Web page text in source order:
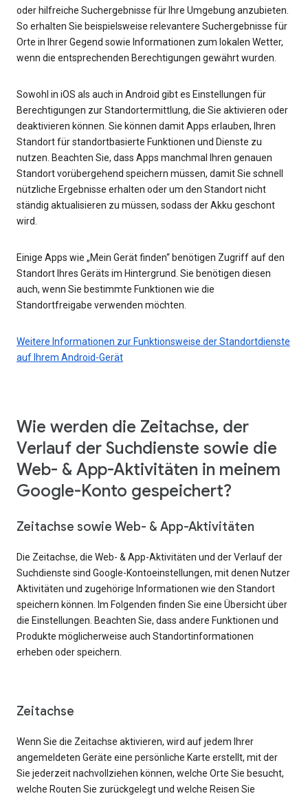
oder hilfreiche Suchergebnisse für Ihre Umgebung anzubieten.
So erhalten Sie beispielsweise relevantere Suchergebnisse für
Orte in Ihrer Gegend sowie Informationen zum lokalen Wetter,
wenn die entsprechenden Berechtigungen gewährt wurden.
Sowohl in iOS als auch in Android gibt es Einstellungen für
Berechtigungen zur Standortermittlung, die Sie aktivieren oder
deaktivieren können. Sie können damit Apps erlauben, Ihren
Standort für standortbasierte Funktionen und Dienste zu
nutzen. Beachten Sie, dass Apps manchmal Ihren genauen
Standort vorübergehend speichern müssen, damit Sie schnell
nützliche Ergebnisse erhalten oder um den Standort nicht
ständig aktualisieren zu müssen, sodass der Akku geschont
wird.
Einige Apps wie „Mein Gerät finden“ benötigen Zugriff auf den
Standort Ihres Geräts im Hintergrund. Sie benötigen diesen
auch, wenn Sie bestimmte Funktionen wie die
Standortfreigabe verwenden möchten.
Weitere Informationen zur Funktionsweise der Standortdienste
auf Ihrem Android-Gerät
Wie werden die Zeitachse, der
Verlauf der Suchdienste sowie die
Web- & App-Aktivitäten in meinem
Google-Konto gespeichert?
Zeitachse sowie Web- & App-Aktivitäten
Die Zeitachse, die Web- & App-Aktivitäten und der Verlauf der
Suchdienste sind Google-Kontoeinstellungen, mit denen Nutzer
Aktivitäten und zugehörige Informationen wie den Standort
speichern können. Im Folgenden finden Sie eine Übersicht über
die Einstellungen. Beachten Sie, dass andere Funktionen und
Produkte möglicherweise auch Standortinformationen
erheben oder speichern.
Zeitachse
Wenn Sie die Zeitachse aktivieren, wird auf jedem Ihrer
angemeldeten Geräte eine persönliche Karte erstellt, mit der
Sie jederzeit nachvollziehen können, welche Orte Sie besucht,
welche Routen Sie zurückgelegt und welche Reisen Sie